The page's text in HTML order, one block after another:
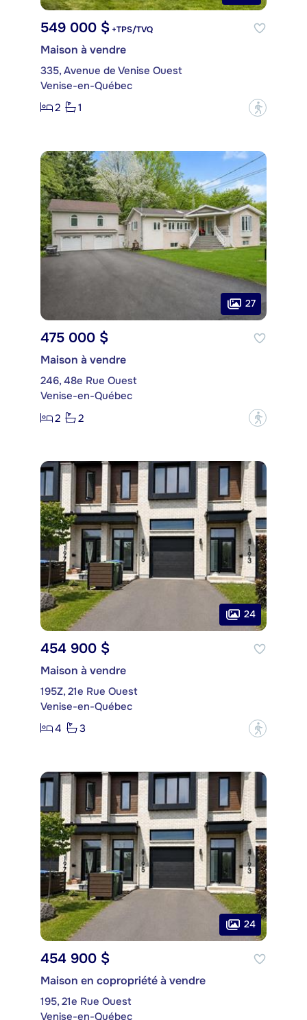
549 000 $ +TPS/TVQ
Maison à vendre
335, Avenue de Venise Ouest
Venise-en-Québec
2
1 ?
27
475 000 $
Maison à vendre
246, 48e Rue Ouest
Venise-en-Québec
2
2 ?
24
454 900 $
Maison à vendre
195Z, 21e Rue Ouest
Venise-en-Québec
4
3 ?
24
454 900 $
Maison en copropriété à vendre
195, 21e Rue Ouest
Venise-en-Québec